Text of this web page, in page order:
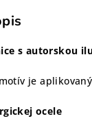
s autorskou
je
ocele